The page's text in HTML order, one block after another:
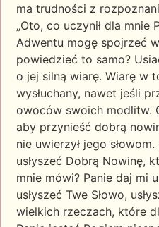
ma trudności z
„Oto, co uczynił dla mnie
Adwentu mogę spojrzeć
powiedzieć to samo?
o jej silną wiarę. Wiarę w
wysłuchany, nawet jeśli
owoców swoich modlitw.
aby przynieść dobrą
nie uwierzył jego
usłyszeć Dobrą Nowinę,
mnie mówi? Panie daj mi
usłyszeć Twe Słowo,
wielkich rzeczach, które